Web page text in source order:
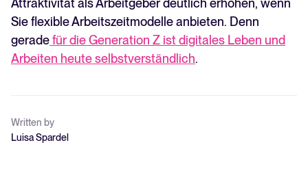
Attraktivität als Arbeitgeber deutlich erhöhen, wenn
Sie flexible Arbeitszeitmodelle anbieten. Denn
geradefür die Generation Z ist digitales Leben und
Arbeiten heute selbstverständlich.
Written by
Luisa Spardel